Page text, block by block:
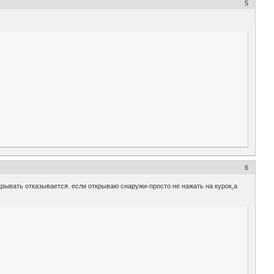
5
6
отказывается. если открываю снаружи-просто не нажать на курок,а